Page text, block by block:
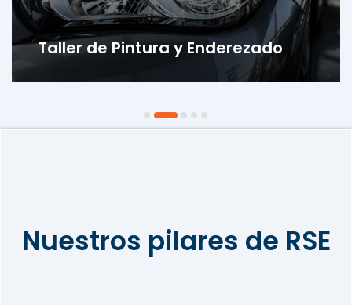
Taller de Pintura y Enderezado
Nuestros pilares de RSE